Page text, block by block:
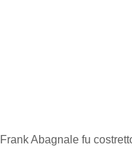
Frank Abagnale fu